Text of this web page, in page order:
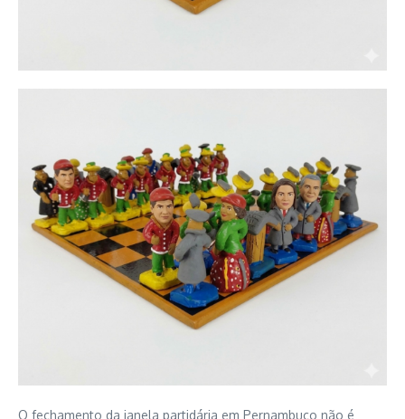
O fechamento da janela partidária em Pernambuco não é